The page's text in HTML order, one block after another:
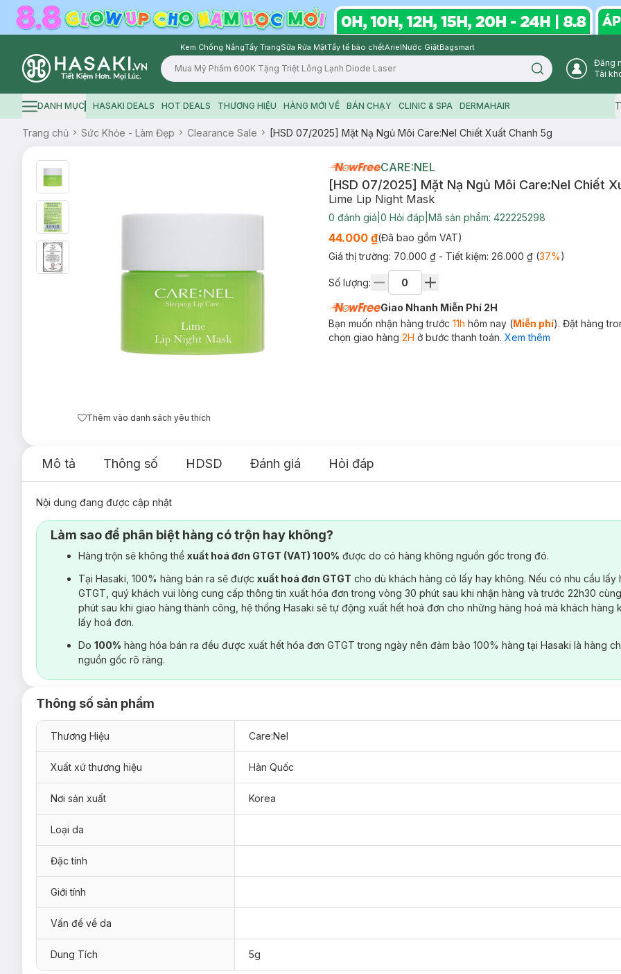
Kem Chống NắngTẩy TrangSữa Rửa MặtTẩy tế bào chếtArielNước GiặtBagsmart
Logo
Search icon
Đăng
Tài
Hamburger icon
DANH MỤC HASAKI DEALS HOT DEALS THƯƠNG HIỆU HÀNG MỚI VỀ BÁN CHẠY CLINIC & SPA DERMAHAIR
Trang chủ Sức Khỏe - Làm Đẹp Clearance Sale [HSD 07/2025] Mặt Nạ Ngủ Môi Care:Nel Chiết Xuất Chanh 5g
Thêm vào danh sách yêu thích
CARE:NEL
[HSD 07/2025] Mặt Nạ Ngủ Môi Care:Nel Chiết
Lime Lip Night Mask
0 đánh giá 0 Hỏi đáp Mã sản phẩm: 422225298
44.000 ₫(Đã bao gồm VAT)
Giá thị trường: 70.000 ₫ - Tiết kiệm: 26.000 ₫(37%)
Số lượng:
Giao Nhanh Miễn Phí 2H
Bạn muốn nhận hàng trước 11h hôm nay (Miễn phí). Đặt hàng
chọn giao hàng 2H ở bước thanh toán. Xem thêm
Mô tả Thông số HDSD Đánh giá Hỏi đáp
Nội dung đang được cập nhật
Làm sao để phân biệt hàng có trộn hay không?
Hàng trộn sẽ không thể xuất hoá đơn GTGT (VAT) 100% được do có hàng không nguồn gốc trong đó.
Tại Hasaki, 100% hàng bán ra sẽ được xuất hoá đơn GTGT cho dù khách hàng có lấy hay không. Nếu có nhu cầu lấy
GTGT, quý khách vui lòng cung cấp thông tin xuất hóa đơn trong vòng 30 phút sau khi nhận hàng và trước 22h30
phút sau khi giao hàng thành công, hệ thống Hasaki sẽ tự động xuất hết hoá đơn cho những hàng hoá mà khách hàng
lấy hoá đơn.
Do 100% hàng hóa bán ra đều được xuất hết hóa đơn GTGT trong ngày nên đảm bảo 100% hàng tại Hasaki là hàng
nguồn gốc rõ ràng.
Thông số sản phẩm
Thương Hiệu Care:Nel
Xuất xứ thương hiệu Hàn Quốc
Nơi sản xuất Korea
Loại da
Đặc tính
Giới tính
Vấn đề về da
Dung Tích 5g